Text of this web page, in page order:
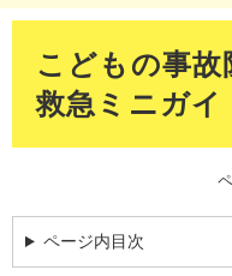
文
こどもの事
救急ミニガ
ページ内目次